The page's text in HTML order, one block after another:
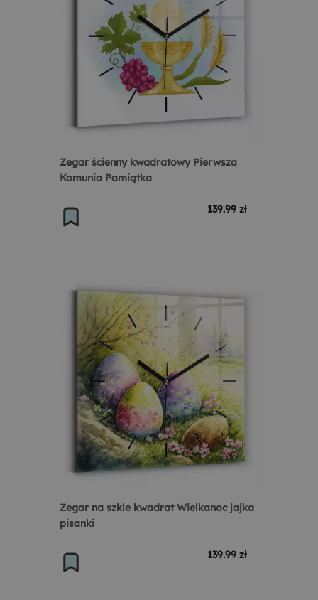
Zegar ścienny kwadratowy Pierwsza
Komunia Pamiątka
139.99 zł
Zegar na szkle kwadrat Wielkanoc jajka
pisanki
139.99 zł